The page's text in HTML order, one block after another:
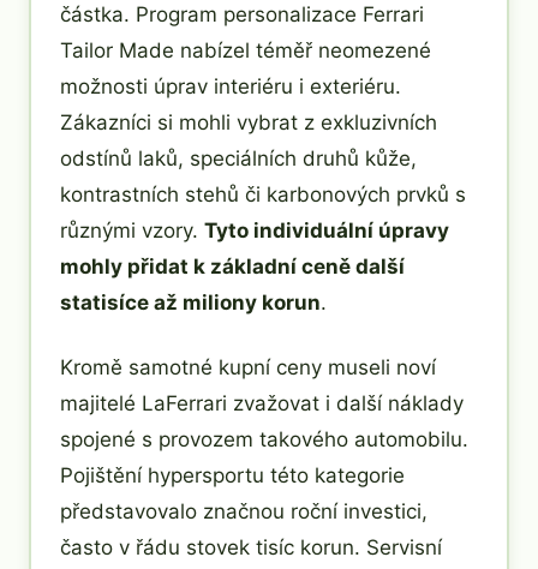
částka. Program personalizace Ferrari
Tailor Made nabízel téměř neomezené
možnosti úprav interiéru i exteriéru.
Zákazníci si mohli vybrat z exkluzivních
odstínů laků, speciálních druhů kůže,
kontrastních stehů či karbonových prvků s
různými vzory. Tyto individuální úpravy
mohly přidat k základní ceně další
statisíce až miliony korun.
Kromě samotné kupní ceny museli noví
majitelé LaFerrari zvažovat i další náklady
spojené s provozem takového automobilu.
Pojištění hypersportu této kategorie
představovalo značnou roční investici,
často v řádu stovek tisíc korun. Servisní